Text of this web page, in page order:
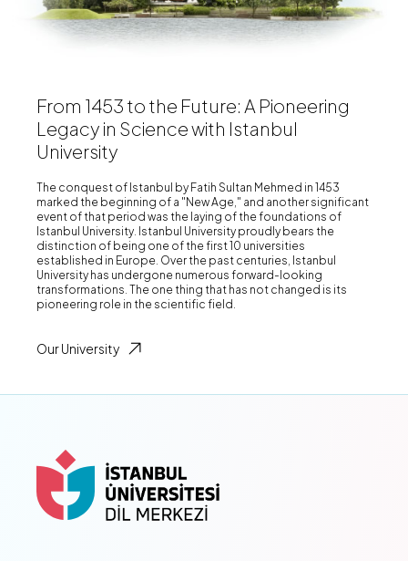
From 1453 to the Future: A Pioneering
Legacy in Science with Istanbul
University
The conquest of Istanbul by Fatih Sultan Mehmed in 1453
marked the beginning of a "New Age," and another significant
event of that period was the laying of the foundations of
Istanbul University. Istanbul University proudly bears the
distinction of being one of the first 10 universities
established in Europe. Over the past centuries, Istanbul
University has undergone numerous forward-looking
transformations. The one thing that has not changed is its
pioneering role in the scientific field.
Our University